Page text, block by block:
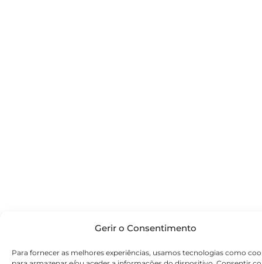
Gerir o Consentimento
Para fornecer as melhores experiências, usamos tecnologias como